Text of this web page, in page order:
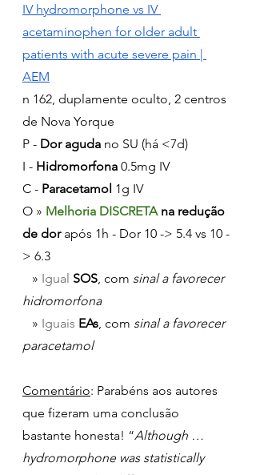
IV hydromorphone vs IV
acetaminophen for older adult
patients with acute severe pain |
AEM
n 162, duplamente oculto, 2 centros
de Nova Yorque
P - Dor aguda no SU (há <7d)
I - Hidromorfona 0.5mg IV
C - Paracetamol 1g IV
O » Melhoria DISCRETA na redução
de dor após 1h - Dor 10 -> 5.4 vs 10 -
> 6.3
   »
Igual SOS, com sinal a favorecer
hidromorfona
   »
Iguais EAs, com sinal a favorecer
paracetamol
Comentário: Parabéns aos autores
que fizeram uma conclusão
bastante honesta! “Although …
hydromorphone was statistically